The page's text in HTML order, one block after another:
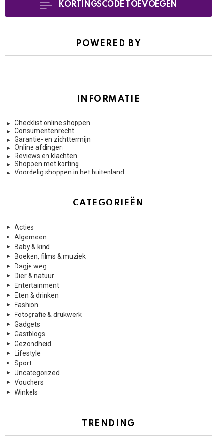
KORTINGSCODE TOEVOEGEN
POWERED BY
INFORMATIE
Checklist online shoppen
Consumentenrecht
Garantie- en zichttermijn
Online afdingen
Reviews en klachten
Shoppen met korting
Voordelig shoppen in het buitenland
CATEGORIEËN
Acties
Algemeen
Baby & kind
Boeken, films & muziek
Dagje weg
Dier & natuur
Entertainment
Eten & drinken
Fashion
Fotografie & drukwerk
Gadgets
Gastblogs
Gezondheid
Lifestyle
Sport
Uncategorized
Vouchers
Winkels
TRENDING